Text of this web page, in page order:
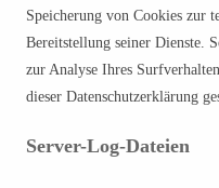
Speicherung von Cookies zur
Bereitstellung seiner Dienste.
zur Analyse Ihres
dieser Datenschutzerklärung
Server-Log-Dateien